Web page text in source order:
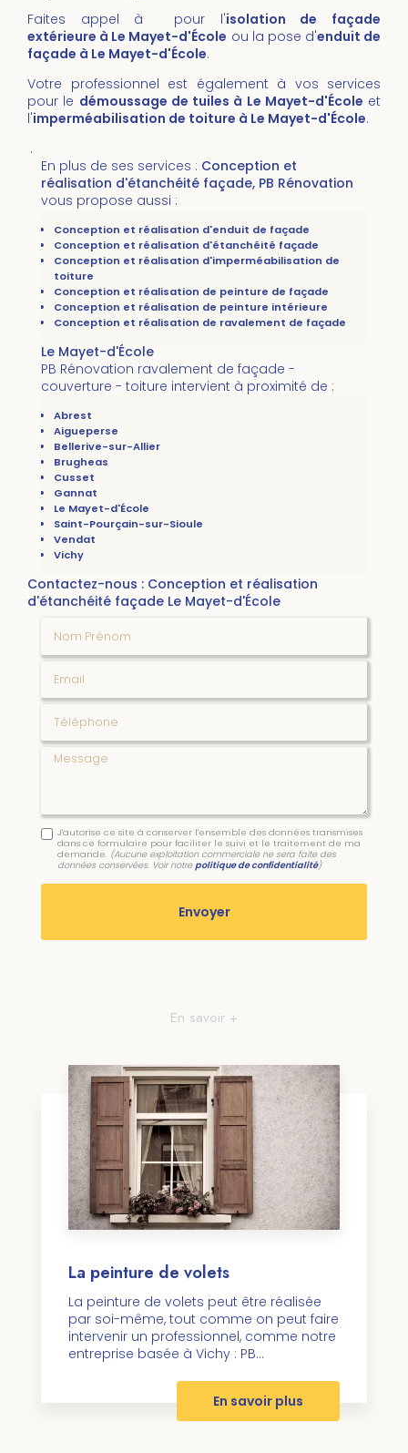
Faites appel à pour l'isolation de façade
extérieure à Le Mayet-d'École ou la pose d'enduit de
façade à Le Mayet-d'École.
Votre professionnel est également à vos services
pour le démoussage de tuiles à Le Mayet-d'École et
l'imperméabilisation de toiture à Le Mayet-d'École.
.
En plus de ses services : Conception et
réalisation d'étanchéité façade, PB Rénovation
vous propose aussi :
Conception et réalisation d'enduit de façade
Conception et réalisation d'étanchéité façade
Conception et réalisation d'imperméabilisation de
toiture
Conception et réalisation de peinture de façade
Conception et réalisation de peinture intérieure
Conception et réalisation de ravalement de façade
Le Mayet-d'École
PB Rénovation ravalement de façade -
couverture - toiture intervient à proximité de :
Abrest
Aigueperse
Bellerive-sur-Allier
Brugheas
Cusset
Gannat
Le Mayet-d'École
Saint-Pourçain-sur-Sioule
Vendat
Vichy
Contactez-nous : Conception et réalisation
d'étanchéité façade Le Mayet-d'École
Message
J'autorise ce site à conserver l'ensemble des données transmises
dans ce formulaire pour faciliter le suivi et le traitement de ma
demande. (Aucune exploitation commerciale ne sera faite des
données conservées. Voir notrepolitique de confidentialité)
En savoir +
La peinture de volets
La peinture de volets peut être réalisée
par soi-même, tout comme on peut faire
intervenir un professionnel, comme notre
entreprise basée à Vichy : PB...
En savoir plus